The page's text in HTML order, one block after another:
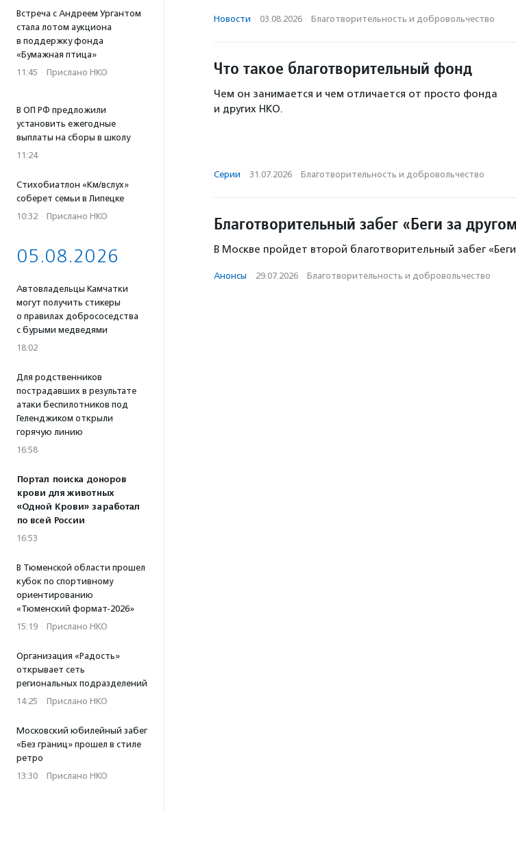
Встреча с Андреем Ургантом
стала лотом аукциона
в поддержку фонда
«Бумажная птица»
11:45 · Прислано НКО
В ОП РФ предложили
установить ежегодные
выплаты на сборы в школу
11:24
Стихобиатлон «Км/вслух»
соберет семьи в Липецке
10:32 · Прислано НКО
05.08.2026
Автовладельцы Камчатки
могут получить стикеры
о правилах добрососедства
с бурыми медведями
18:02
Для родственников
пострадавших в результате
атаки беспилотников под
Геленджиком открыли
горячую линию
16:58
Портал поиска доноров
крови для животных
«Одной Крови» заработал
по всей России
16:53
В Тюменской области прошел
кубок по спортивному
ориентированию
«Тюменский формат-2026»
15:19 · Прислано НКО
Организация «Радость»
открывает сеть
региональных подразделений
14:25 · Прислано НКО
Московский юбилейный забег
«Без границ» прошел в стиле
ретро
13:30 · Прислано НКО
Новости · 03.08.2026 · Благотвори­тель­ность и доброволь­чест­во
Что такое благотворительный фонд
Чем он занимается и чем отличается от просто фонда
и других НКО.
Серии · 31.07.2026 · Благотвори­тель­ность и доброволь­чест­во
Благотворительный забег «Беги за
В Москве пройдет второй благотворительный забег
Анонсы · 29.07.2026 · Благотвори­тель­ность и доброволь­чест­во